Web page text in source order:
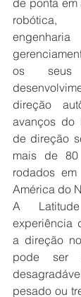
de ponta
robótica,
os
direção
avanços do
de direção
mais de 80
rodados
América do
A
experiência
a direção
pode ser
pesado ou